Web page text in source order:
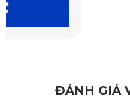
hay ghi giúp thảm hòa
ĐÁNH GIÁ